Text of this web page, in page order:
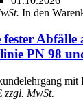
In den
Abfälle
PN 98
mit
zzgl. MwSt.